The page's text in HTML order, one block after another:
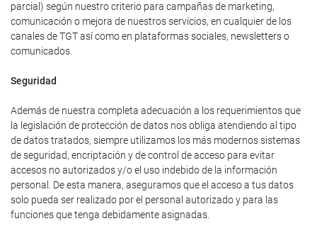
parcial) según nuestro criterio para campañas de marketing,
comunicación o mejora de nuestros servicios, en cualquier de los
canales de TGT así como en plataformas sociales, newsletters o
comunicados.
Seguridad
Además de nuestra completa adecuación a los requerimientos que
la legislación de protección de datos nos obliga atendiendo al tipo
de datos tratados, siempre utilizamos los más modernos sistemas
de seguridad, encriptación y de control de acceso para evitar
accesos no autorizados y/o el uso indebido de la información
personal. De esta manera, aseguramos que el acceso a tus datos
solo pueda ser realizado por el personal autorizado y para las
funciones que tenga debidamente asignadas.